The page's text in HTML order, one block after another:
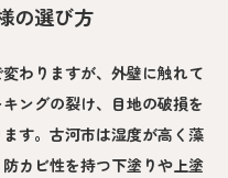
の選び方
わりますが、外壁に触れて
ングの裂け、目地の破損を
す。古河市は湿度が高く藻
カビ性を持つ下塗りや上塗